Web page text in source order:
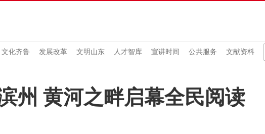
文化齐鲁 发展改革 文明山东 人才智库 宣讲时间 公共服务 文献资料
州 黄河之畔启幕全民阅读